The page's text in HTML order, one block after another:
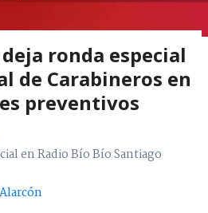
ronda especial
de Carabineros en
preventivos
en Radio Bío Bío Santiago